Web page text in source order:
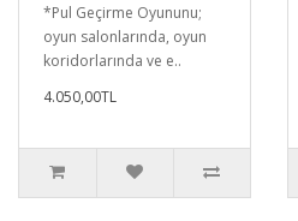
*Pul Geçirme Oyununu;
oyun salonlarında, oyun
koridorlarında ve e..
4.050,00TL